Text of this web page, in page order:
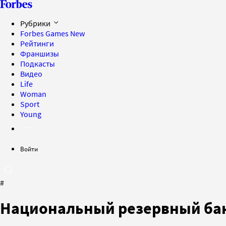
Рубрики
Forbes Games New
Рейтинги
Франшизы
Подкасты
Видео
Life
Woman
Sport
Young
Войти
#
Национальный резервный